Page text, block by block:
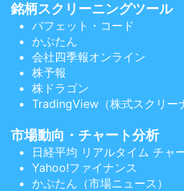
銘柄スクリーニングツール
バフェット・コード
かぶたん
会社四季報オンライン
株予報
株ドラゴン
TradingView（株式スクリー
市場動向・チャート分析
日経平均 リアルタイム チャ
Yahoo!ファイナンス
かぶたん（市場ニュース）